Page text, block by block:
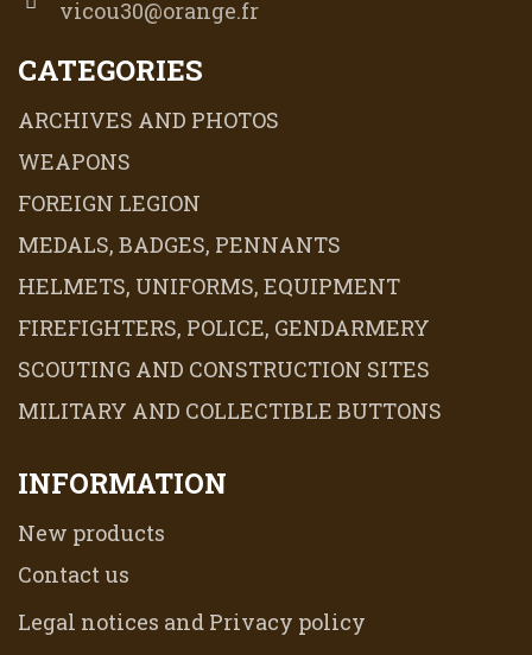
vicou30@orange.fr
CATEGORIES
ARCHIVES AND PHOTOS
WEAPONS
FOREIGN LEGION
MEDALS, BADGES, PENNANTS
HELMETS, UNIFORMS, EQUIPMENT
FIREFIGHTERS, POLICE, GENDARMERY
SCOUTING AND CONSTRUCTION SITES
MILITARY AND COLLECTIBLE BUTTONS
INFORMATION
New products
Contact us
Legal notices and Privacy policy